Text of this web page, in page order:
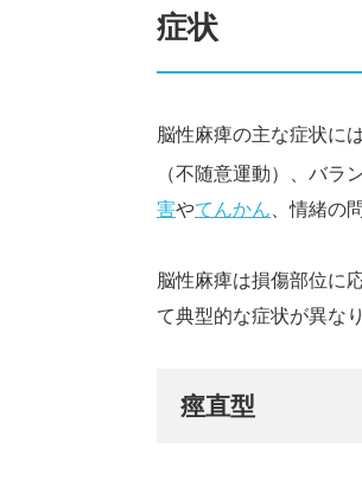
症状
脳性麻痺の主な症状に
（不随意運動）、バラ
害やてんかん、情緒の
脳性麻痺は損傷部位に
て典型的な症状が異なり
痙直型